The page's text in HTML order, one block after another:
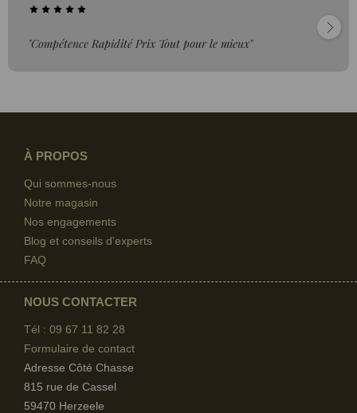
"Compétence Rapidité Prix Tout pour le mieux"
À PROPOS
Qui sommes-nous
Notre magasin
Nos engagements
Blog et conseils d'experts
FAQ
NOUS CONTACTER
Tél : 09 67 11 82 28
Formulaire de contact
Adresse Côté Chasse
815 rue de Cassel
59470 Herzeele